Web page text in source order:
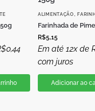
0,44
ALIMENTAÇÃO,
Farinhada de
R$5,15
Em até 12x de
com juros
Adicionar ao